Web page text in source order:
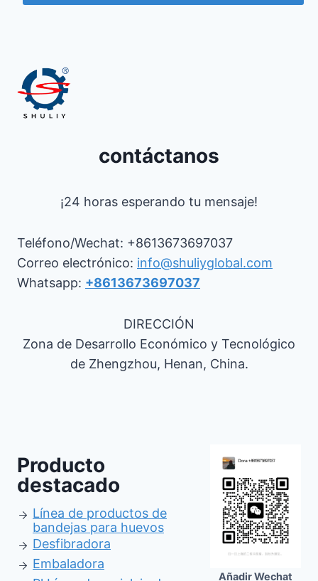
contáctanos
¡24 horas esperando tu mensaje!
Teléfono/Wechat: +8613673697037
Correo electrónico: info@shuliyglobal.com
Whatsapp: +8613673697037
DIRECCIÓN
Zona de Desarrollo Económico y Tecnológico
de Zhengzhou, Henan, China.
Producto
destacado
Línea de productos de
bandejas para huevos
Desfibradora
Embaladora
Añadir Wechat